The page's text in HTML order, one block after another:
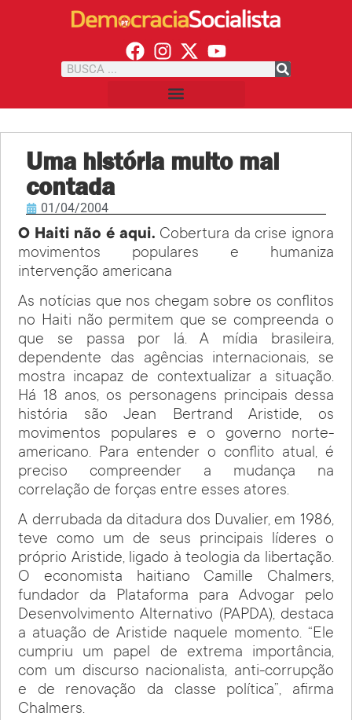
Uma história muito mal
contada
01/04/2004
O Haiti não é aqui. Cobertura da crise ignora
movimentos populares e humaniza
intervenção americana
As notícias que nos chegam sobre os conflitos
no Haiti não permitem que se compreenda o
que se passa por lá. A mídia brasileira,
dependente das agências internacionais, se
mostra incapaz de contextualizar a situação.
Há 18 anos, os personagens principais dessa
história são Jean Bertrand Aristide, os
movimentos populares e o governo norte-
americano. Para entender o conflito atual, é
preciso compreender a mudança na
correlação de forças entre esses atores.
A derrubada da ditadura dos Duvalier, em 1986,
teve como um de seus principais líderes o
próprio Aristide, ligado à teologia da libertação.
O economista haitiano Camille Chalmers,
fundador da Plataforma para Advogar pelo
Desenvolvimento Alternativo (PAPDA), destaca
a atuação de Aristide naquele momento. “Ele
cumpriu um papel de extrema importância,
com um discurso nacionalista, anti-corrupção
e de renovação da classe política”, afirma
Chalmers.